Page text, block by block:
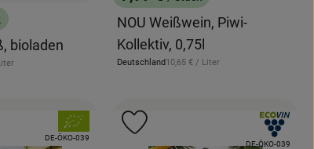
bioladen
, Preis:
NOU Weißwein, Piwi-
Kollektiv, 0,75l
, Herkunft:
Deutschland, Referenzpreis:
10,65 € / Liter
, Verband:
, Kontrollstelle:
DE-ÖKO-039
Favouriten hinzufügen
, Verband:
, Kontrollstelle:
DE-ÖKO-039
Produkt zu Favouriten